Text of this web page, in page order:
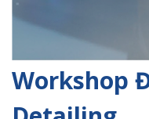
Workshop